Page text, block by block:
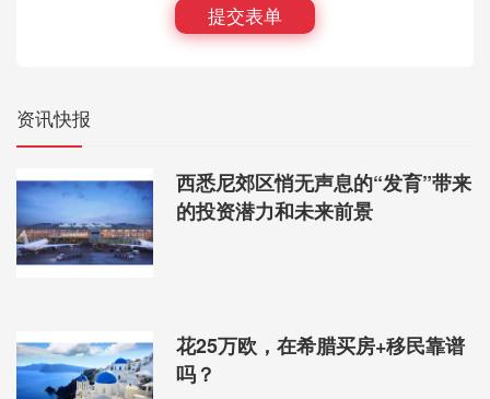
提交表单
资讯快报
西悉尼郊区悄无声息的“发育”带来
的投资潜力和未来前景
花25万欧，在希腊买房+移民靠谱
吗？